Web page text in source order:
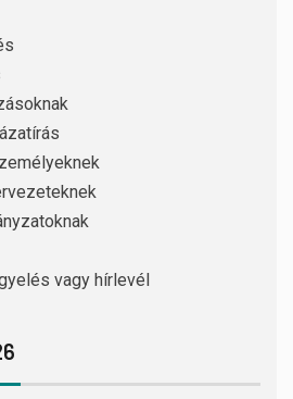
vagy hírlevél